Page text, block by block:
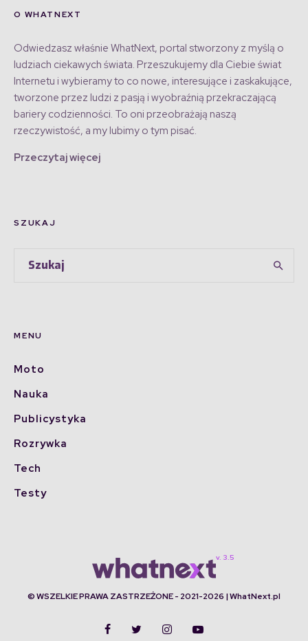
O WHATNEXT
Odwiedzasz właśnie WhatNext, portal stworzony z myślą o
ludziach ciekawych świata. Przeszukujemy dla Ciebie świat
Internetu i wybieramy to co nowe, interesujące i zaskakujące,
tworzone przez ludzi z pasją i wyobraźnią przekraczającą
bariery codzienności. To oni przeobrażają naszą
rzeczywistość, a my lubimy o tym pisać.
Przeczytaj więcej
SZUKAJ
MENU
Moto
Nauka
Publicystyka
Rozrywka
Tech
Testy
© WSZELKIE PRAWA ZASTRZEŻONE - 2021-2026 | WhatNext.pl